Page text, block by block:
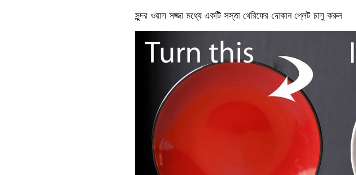
সুন্দর ওয়াল সজ্জা মধ্যে একটি সস্তা থেরিফের দোকান প্লেট চালু করুন